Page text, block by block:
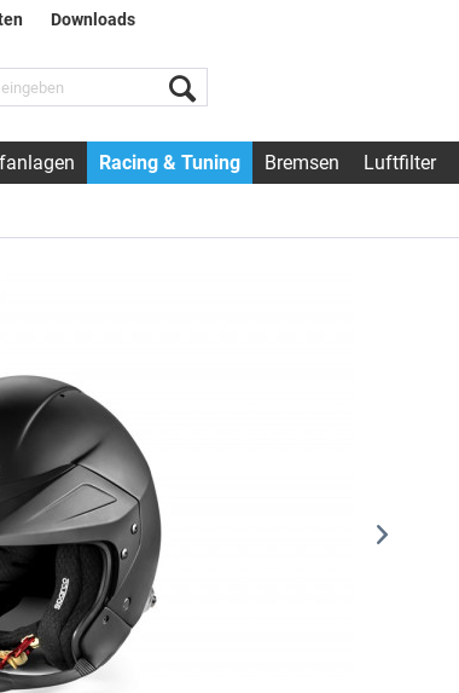
Downloads
Racing & Tuning Bremsen Luftfilter